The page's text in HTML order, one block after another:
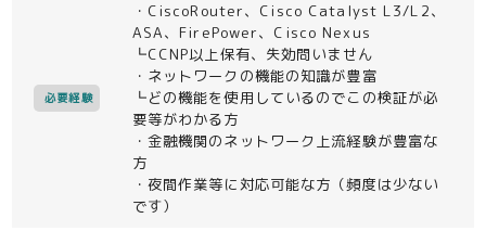
必要経験
・CiscoRouter、Cisco Catalyst L3/L2、
ASA、FirePower、Cisco Nexus
┗CCNP以上保有、失効問いません
・ネットワークの機能の知識が豊富
┗どの機能を使用しているのでこの検証が必
要等がわかる方
・金融機関のネットワーク上流経験が豊富な
方
・夜間作業等に対応可能な方（頻度は少ない
です）